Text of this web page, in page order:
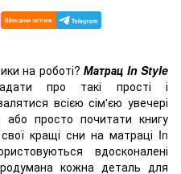
на роботі?Матрац In Style
про такі прості і
всією сім'єю увечері
просто почитати книгу
кращі сни на матраці In
вдосконалені
кожна деталь для